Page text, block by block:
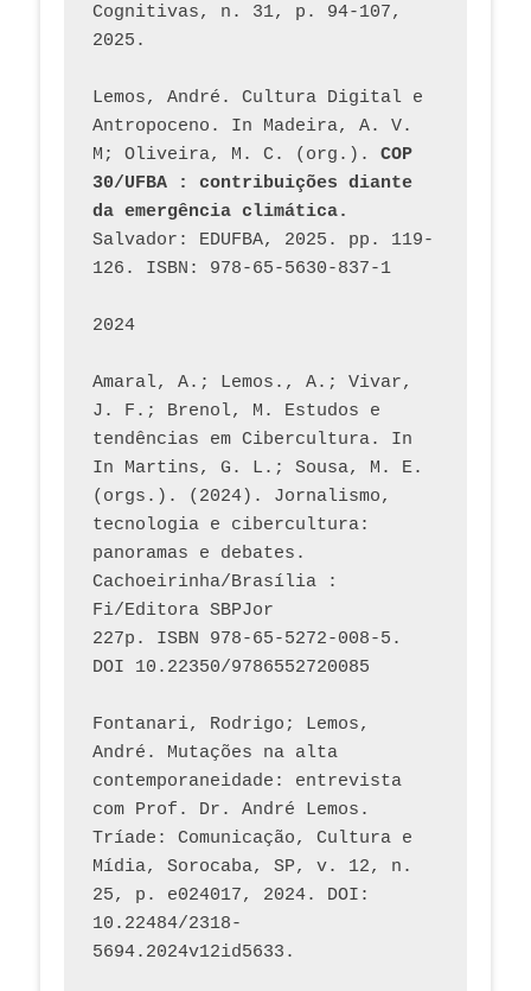
Cognitivas, n. 31, p. 94-107,
2025.
Lemos, André. Cultura Digital e
Antropoceno. In Madeira, A. V.
M; Oliveira, M. C. (org.). COP
30/UFBA : contribuições diante
da emergência climática.
Salvador: EDUFBA, 2025. pp. 119-
126. ISBN: 978-65-5630-837-1
2024
Amaral, A.; Lemos., A.; Vivar,
J. F.; Brenol, M. Estudos e
tendências em Cibercultura. In
In Martins, G. L.; Sousa, M. E.
(orgs.). (2024). Jornalismo,
tecnologia e cibercultura:
panoramas e debates.
Cachoeirinha/Brasília :
Fi/Editora SBPJor
227p. ISBN 978-65-5272-008-5.
DOI 10.22350/9786552720085
Fontanari, Rodrigo; Lemos,
André. Mutações na alta
contemporaneidade: entrevista
com Prof. Dr. André Lemos.
Tríade: Comunicação, Cultura e
Mídia, Sorocaba, SP, v. 12, n.
25, p. e024017, 2024. DOI:
10.22484/2318-
5694.2024v12id5633.